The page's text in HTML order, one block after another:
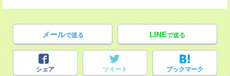
メールで送る LINEで送る
シェア ツイート ブックマーク